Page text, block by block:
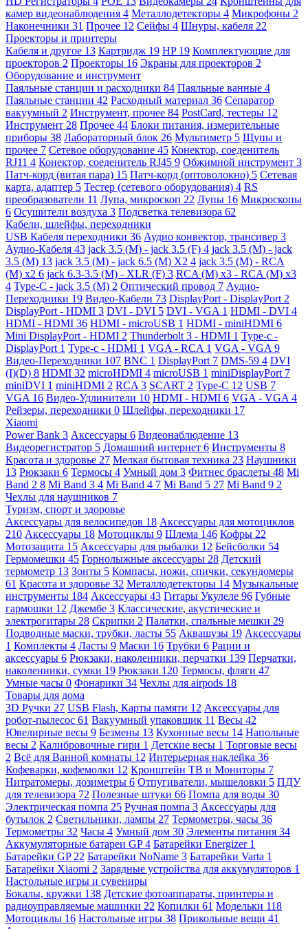
камер видеонаблюдения 4 Металлодетекторы 4 Микрофоны 2
Наконечники 31 Прочее 12 Сейфы 4 Шнуры, кабеля 22
Проекторы и принтеры
Кабеля и другое 13 Картридж 19 HP 19 Комплектующие для
проекторов 2 Проекторы 16 Экраны для проекторов 2
Оборудование и инструмент
Паяльные станции и расходники 84 Паяльные ванные 4
Паяльные станции 42 Расходный материал 36 Сепаратор
вакуумный 2 Инструмент, прочее 84 PostCard, тестеры 12
Инструмент 28 Прочее 44 Блоки питания, измерительные
приборы 38 Лабораторный блок 26 Мультиметр 5 Щупы и
прочее 7 Сетевое оборудование 45 Конектор, соеденитель
RJ11 4 Конектор, соеденитель RJ45 9 Обжимной инструмент 3
Патч-корд (витая пара) 15 Патч-корд (оптоволокно) 5 Сетевая
карта, адаптер 5 Тестер (сетевого оборудования) 4 RS
преобразователи 11 Лупа, микроскоп 22 Лупы 16 Микроскопы
6 Осушители воздуха 3 Подсветка телевизора 62
Кабели, шлейфы, переходники
USB Кабеля переходники 36 Аудио конвектор, трансивер 3
Аудио-Кабеля 43 jack 3.5 (M) - jack 3.5 (F) 4 jack 3.5 (M) - jack
3.5 (M) 13 jack 3.5 (M) - jack 6.5 (M) X2 4 jack 3.5 (M) - RCA
(M) x2 6 jack 6.3-3.5 (M) - XLR (F) 3 RCA (M) x3 - RCA (M) x3
4 Type-C - jack 3.5 (M) 2 Оптический провод 7 Аудио-
Переходники 19 Видео-Кабели 73 DisplayPort - DisplayPort 2
DisplayPort - HDMI 3 DVI - DVI 5 DVI - VGA 1 HDMI - DVI 4
HDMI - HDMI 36 HDMI - microUSB 1 HDMI - miniHDMI 6
Mini DisplayPort - HDMI 2 Thunderbolt 3 - HDMI 1 Type-c -
DisplayPort 1 Type-c - HDMI 1 VGA - RCA 1 VGA - VGA 9
Видео-Переходники 107 BNC 1 DisplayPort 7 DMS-59 4 DVI
(I)(D) 8 HDMI 32 microHDMI 4 microUSB 1 miniDisplayPort 7
miniDVI 1 miniHDMI 2 RCA 3 SCART 2 Type-C 12 USB 7
VGA 16 Видео-Удлинители 10 HDMI - HDMI 6 VGA - VGA 4
Рейзеры, переходники 0 Шлейфы, переходники 17
Xiaomi
Power Bank 3 Аксессуары 6 Видеонаблюдение 13
Видеорегистратор 5 Домашний интернет 6 Инструменты 8
Красота и здоровье 27 Мелкая бытовая техника 23 Наушники
13 Рюкзаки 6 Термосы 4 Умный дом 3 Фитнес браслеты 48 Mi
Band 2 8 Mi Band 3 4 Mi Band 4 7 Mi Band 5 27 Mi Band 9 2
Чехлы для наушников 7
Туризм, спорт и здоровье
Аксессуары для велосипедов 18 Аксессуары для мотоциклов
210 Аксессуары 18 Мотоциклы 9 Шлема 146 Кофры 22
Мотозащита 15 Аксессуары для рыбалки 12 Бейсболки 54
Гермомешки 45 Горнолыжные аксессуары 28 Детский
термометр 13 Зонты 5 Компасы, ножи, спички, секундомеры
61 Красота и здоровье 32 Металлодетекторы 14 Музыкальные
инструменты 184 Аксессуары 43 Гитары Укулеле 96 Губные
гармошки 12 Джембе 3 Классические, акустические и
электрогитары 28 Скрипки 2 Палатки, спальные мешки 29
Подводные маски, трубки, ласты 55 Аквашузы 19 Аксессуары
1 Комплекты 4 Ласты 9 Маски 16 Трубки 6 Рации и
аксессуары 6 Рюкзаки, наколенники, перчатки 139 Перчатки,
наколенники, сумки 19 Рюкзаки 120 Термосы, фляги 47
Умные часы 0 Фонарики 34 Чехлы для airpods 18
Товары для дома
3D Ручки 27 USB Flash, Карты памяти 12 Аксессуары для
робот-пылесос 61 Вакуумный упаковщик 11 Весы 42
Ювелирные весы 9 Безмены 13 Кухонные весы 14 Напольные
весы 2 Калибровочные гири 1 Детские весы 1 Торговые весы
2 Всё для Ванной комнаты 12 Интерьерная наклейка 36
Кофеварки, кофемолки 12 Кронштейн ТВ и Мониторы 7
Нитратомеры, дозиметры 6 Отпугиватели, мышеловки 5 ПДУ
для телевизора 72 Полезные штуки 66 Помпа для воды 30
Электрическая помпа 25 Ручная помпа 3 Аксессуары для
бутылок 2 Светильники, лампы 27 Термометры, часы 36
Термометры 32 Часы 4 Умный дом 30 Элементы питания 34
Аккумуляторные батареи GP4 Батарейки Energizer 1
Батарейки GP 22 Батарейки NoName 3 Батарейки Varta 1
Батарейки Xiaomi 2 Зарядные устройства для аккумуляторов 1
Настольные игры и сувениры
Бокалы, кружки 138 Детские фотоаппараты, принтеры и
радиоуправляемые машинки 22 Копилки 61 Модельки 118
Мотоциклы 16 Настольные игры 38 Прикольные вещи 41